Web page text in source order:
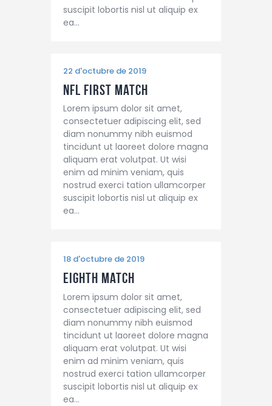
suscipit lobortis nisl ut aliquip ex
ea…
22 d'octubre de 2019
NFL First Match
Lorem ipsum dolor sit amet,
consectetuer adipiscing elit, sed
diam nonummy nibh euismod
tincidunt ut laoreet dolore magna
aliquam erat volutpat. Ut wisi
enim ad minim veniam, quis
nostrud exerci tation ullamcorper
suscipit lobortis nisl ut aliquip ex
ea…
18 d'octubre de 2019
Eighth Match
Lorem ipsum dolor sit amet,
consectetuer adipiscing elit, sed
diam nonummy nibh euismod
tincidunt ut laoreet dolore magna
aliquam erat volutpat. Ut wisi
enim ad minim veniam, quis
nostrud exerci tation ullamcorper
suscipit lobortis nisl ut aliquip ex
ea…